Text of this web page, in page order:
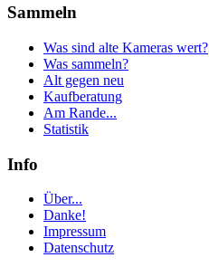
Sammeln
Was sind alte Kameras wert?
Was sammeln?
Alt gegen neu
Kaufberatung
Am Rande...
Statistik
Info
Über...
Danke!
Impressum
Datenschutz